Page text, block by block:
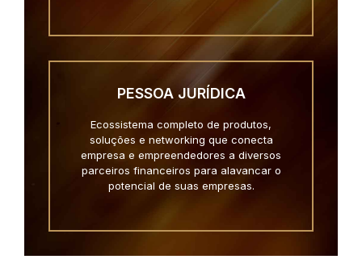
PESSOA JURÍDICA
Ecossistema completo de produtos,
soluções e networking que conecta
empresa e empreendedores a diversos
parceiros financeiros para alavancar o
potencial de suas empresas.